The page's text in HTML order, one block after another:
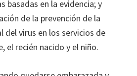
basadas en la evidencia; y
de la prevención de la
del virus en los servicios de
el recién nacido y el niño.